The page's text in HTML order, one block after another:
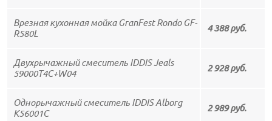
Врезная кухонная мойка GranFest Rondo GF-
R580L
4 388 руб.
Двухрычажный смеситель IDDIS Jeals
59000T4C+W04
2 928 руб.
Однорычажный смеситель IDDIS Alborg
K56001C
2 989 руб.